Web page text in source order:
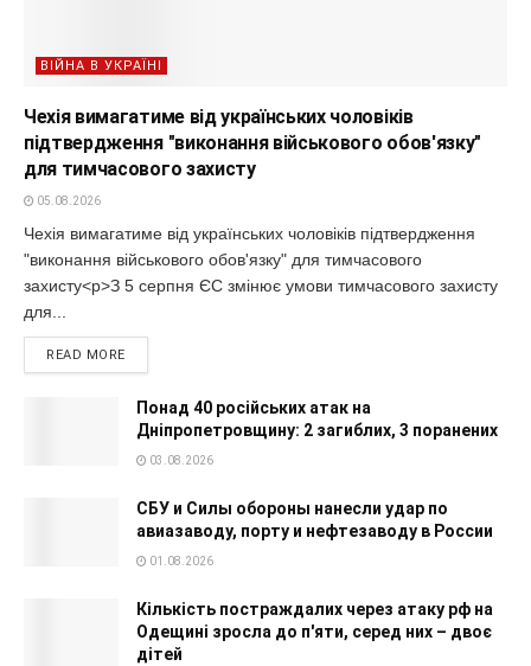
ВІЙНА В УКРАЇНІ
Чехія вимагатиме від українських чоловіків
підтвердження "виконання військового обов'язку"
для тимчасового захисту
05.08.2026
Чехія вимагатиме від українських чоловіків підтвердження
"виконання військового обов'язку" для тимчасового
захисту<p>З 5 серпня ЄС змінює умови тимчасового захисту
для...
READ MORE
Понад 40 російських атак на
Дніпропетровщину: 2 загиблих, 3 поранених
03.08.2026
СБУ и Силы обороны нанесли удар по
авиазаводу, порту и нефтезаводу в России
01.08.2026
Кількість постраждалих через атаку рф на
Одещині зросла до п'яти, серед них – двоє
дітей